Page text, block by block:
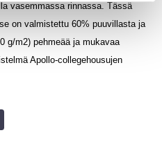
vasemmassa rinnassa. Tässä
on valmistettu 60% puuvillasta ja
g/m2) pehmeää ja mukavaa
Apollo-collegehousujen